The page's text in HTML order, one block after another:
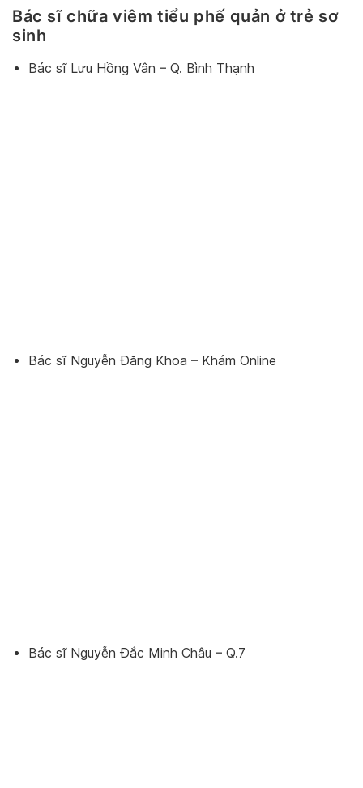
Bác sĩ chữa viêm tiểu phế quản ở trẻ sơ
sinh
Bác sĩ Lưu Hồng Vân – Q. Bình Thạnh
Bác sĩ Nguyễn Đăng Khoa – Khám Online
Bác sĩ Nguyễn Đắc Minh Châu – Q.7